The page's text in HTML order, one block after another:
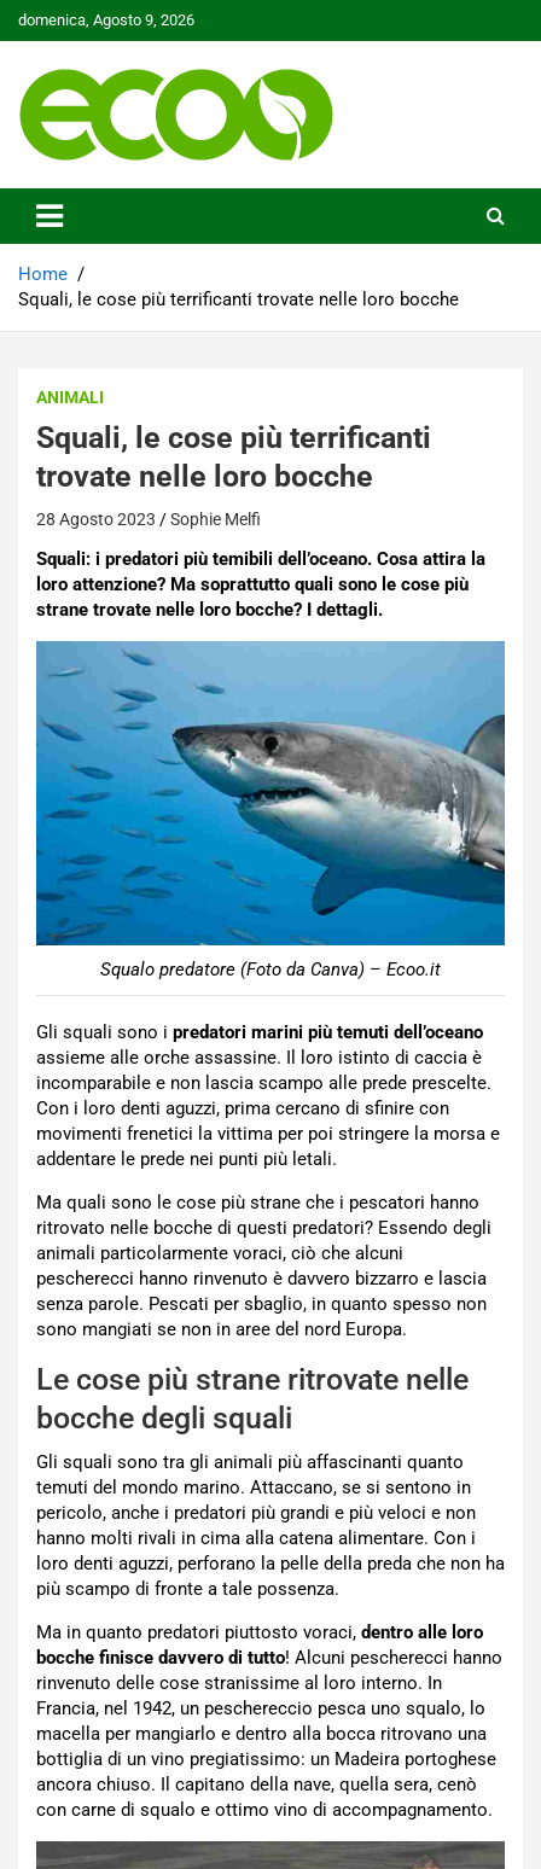
Skip
to
domenica, Agosto 9, 2026
Ecoo.it
Home
Squali, le cose più terrificanti trovate nelle loro bocche
ANIMALI
Squali, le cose più terrificanti
trovate nelle loro bocche
28 Agosto 2023 Sophie Melfi
Squali: i predatori più temibili dell’oceano. Cosa attira la
loro attenzione? Ma soprattutto quali sono le cose più
strane trovate nelle loro bocche? I dettagli.
Squalo predatore (Foto da Canva) – Ecoo.it
Gli squali sono i predatori marini più temuti dell’oceano
assieme alle orche assassine. Il loro istinto di caccia è
incomparabile e non lascia scampo alle prede prescelte.
Con i loro denti aguzzi, prima cercano di sfinire con
movimenti frenetici la vittima per poi stringere la morsa e
addentare le prede nei punti più letali.
Ma quali sono le cose più strane che i pescatori hanno
ritrovato nelle bocche di questi predatori? Essendo degli
animali particolarmente voraci, ciò che alcuni
pescherecci hanno rinvenuto è davvero bizzarro e lascia
senza parole. Pescati per sbaglio, in quanto spesso non
sono mangiati se non in aree del nord Europa.
Le cose più strane ritrovate nelle
bocche degli squali
Gli squali sono tra gli animali più affascinanti quanto
temuti del mondo marino. Attaccano, se si sentono in
pericolo, anche i predatori più grandi e più veloci e non
hanno molti rivali in cima alla catena alimentare. Con i
loro denti aguzzi, perforano la pelle della preda che non ha
più scampo di fronte a tale possenza.
Ma in quanto predatori piuttosto voraci, dentro alle loro
bocche finisce davvero di tutto! Alcuni pescherecci hanno
rinvenuto delle cose stranissime al loro interno. In
Francia, nel 1942, un peschereccio pesca uno squalo, lo
macella per mangiarlo e dentro alla bocca ritrovano una
bottiglia di un vino pregiatissimo: un Madeira portoghese
ancora chiuso. Il capitano della nave, quella sera, cenò
con carne di squalo e ottimo vino di accompagnamento.